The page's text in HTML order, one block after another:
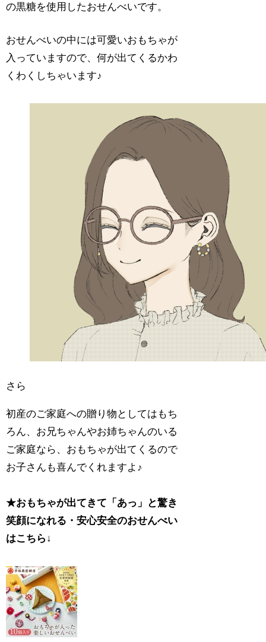
の黒糖を使用したおせんべいです。
おせんべいの中には可愛いおもちゃが
入っていますので、何が出てくるかわ
くわくしちゃいます♪
さら
初産のご家庭への贈り物としてはもち
ろん、お兄ちゃんやお姉ちゃんのいる
ご家庭なら、おもちゃが出てくるので
お子さんも喜んでくれますよ♪
★おもちゃが出てきて「あっ」と驚き
笑顔になれる・安心安全のおせんべい
はこちら↓